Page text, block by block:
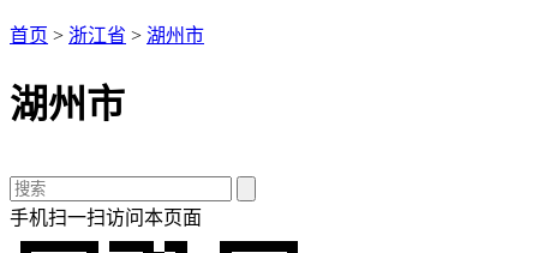
首页 > 浙江省 > 湖州市
湖州市
手机扫一扫访问本页面